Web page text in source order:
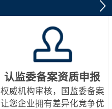
认监委备案资质申报
权威机构审核，国监委备案
让您企业拥有差异化竞争优